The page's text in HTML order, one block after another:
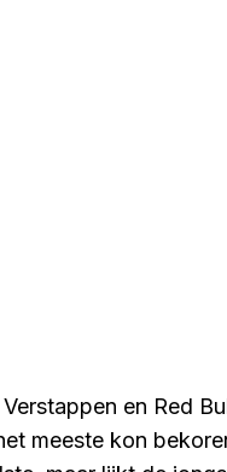
en Red
meeste kon